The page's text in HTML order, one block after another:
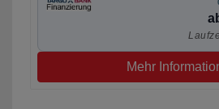
Mehr